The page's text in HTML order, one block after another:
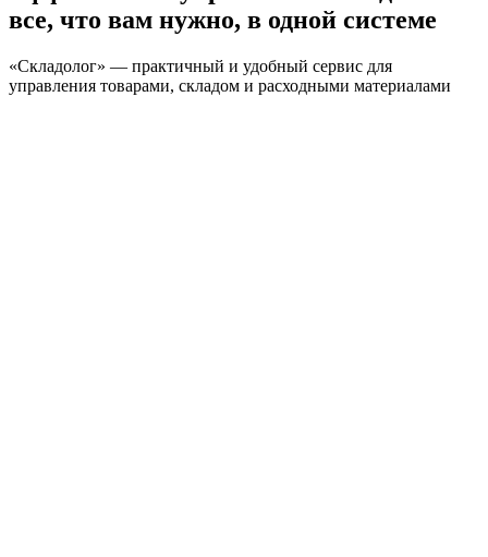
все, что вам нужно, в одной системе
«Складолог» — практичный и удобный сервис для
управления товарами, складом и расходными материалами